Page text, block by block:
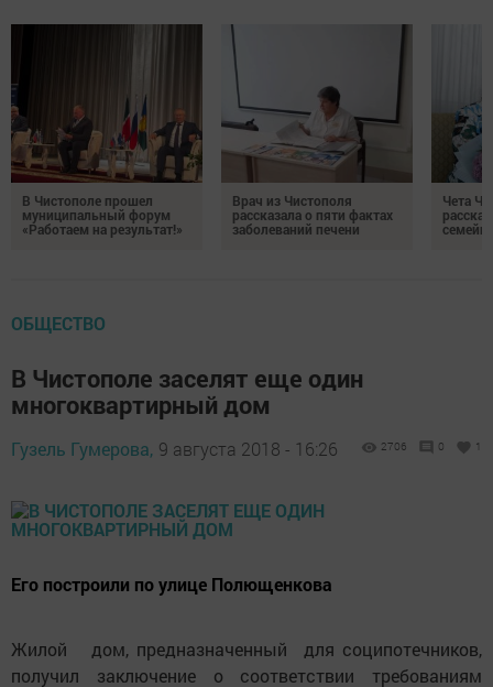
В Чистополе прошел
муниципальный форум
«Работаем на результат!»
Врач из Чистополя
рассказала о пяти фактах
заболеваний печени
Чета
ОБЩЕСТВО
В Чистополе заселят еще один
многоквартирный дом
Гузель Гумерова, 9 августа 2018 - 16:26 2706 0 1
Его построили по улице Полющенкова
Жилой дом, предназначенный для соципотечников,
получил заключение о соответствии требованиям